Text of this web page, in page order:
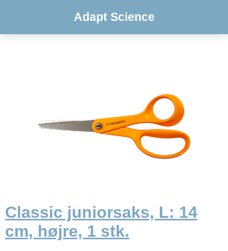
Adapt Science
Classic juniorsaks, L: 14
cm, højre, 1 stk.